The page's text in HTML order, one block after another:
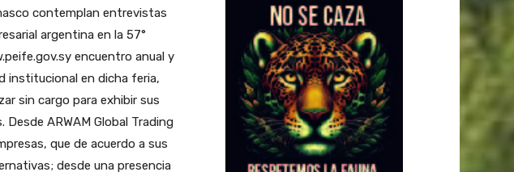
contemplan entrevistas
argentina en la 57°
encuentro anual y
institucional en dicha feria,
sin cargo para exhibir sus
ARWAM Global Trading
que de acuerdo a sus
desde una presencia